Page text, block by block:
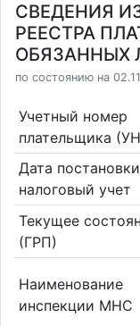
СВЕДЕНИЯ
РЕЕСТРА
ОБЯЗАННЫХ
по состоянию на
Учетный номер
плательщика
Дата
налоговый учет
Текущее
(ГРП)
Наименование
инспекции МНС